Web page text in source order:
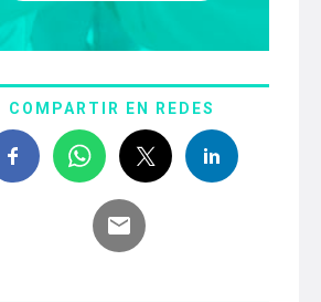
COMPARTIR EN REDES